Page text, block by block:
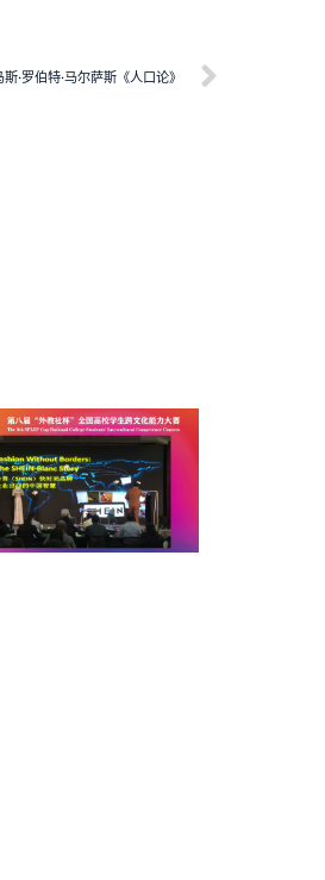
·罗伯特·马尔萨斯《人口论》